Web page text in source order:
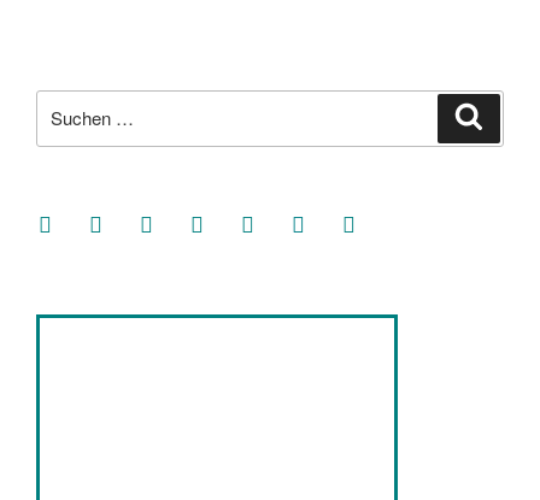
nach:
facebooksoundcloud
twitter mastodoninstagramthreads goodreads